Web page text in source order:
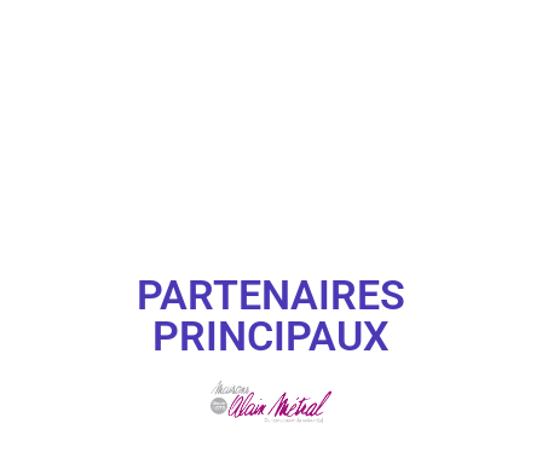
PARTENAIRES
PRINCIPAUX